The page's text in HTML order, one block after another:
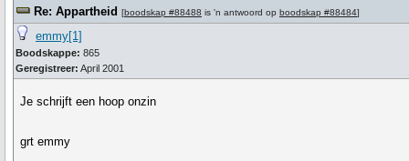
Re: Appartheid [boodskap #88488 is 'n antwoord op boodskap #88484]
emmy[1]
Boodskappe: 865
Geregistreer: April 2001
Je schrijft een hoop onzin
grt emmy